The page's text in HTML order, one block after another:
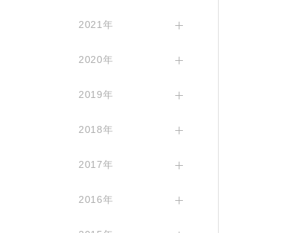
2021年
2020年
2019年
2018年
2017年
2016年